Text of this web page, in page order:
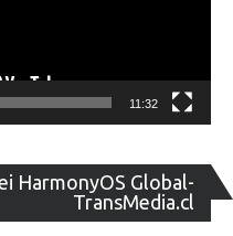
11:32
HarmonyOS Global-
TransMedia.cl
de